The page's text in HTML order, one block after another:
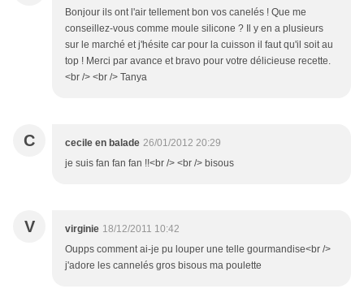
Bonjour ils ont l'air tellement bon vos canelés ! Que me
conseillez-vous comme moule silicone ? Il y en a plusieurs
sur le marché et j'hésite car pour la cuisson il faut qu'il soit au
top ! Merci par avance et bravo pour votre délicieuse recette.
<br /> <br /> Tanya
C cecile en balade 26/01/2012 20:29
je suis fan fan fan !!<br /> <br /> bisous
V virginie 18/12/2011 10:42
Oupps comment ai-je pu louper une telle gourmandise<br />
j'adore les cannelés gros bisous ma poulette